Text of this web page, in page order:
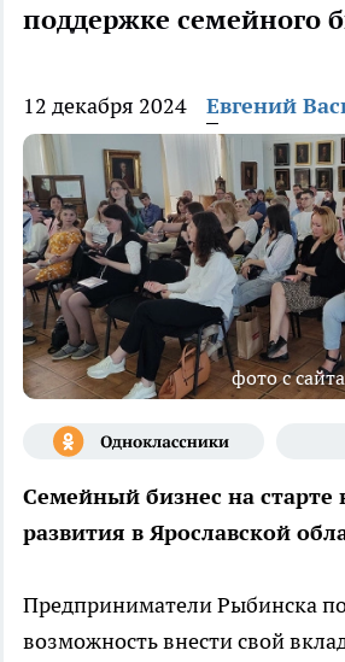
поддержке семейного
12 декабря 2024 Евгений
фото с
Семейный бизнес на старте
развития в Ярославской
Предприниматели Рыбинска
возможность внести свой